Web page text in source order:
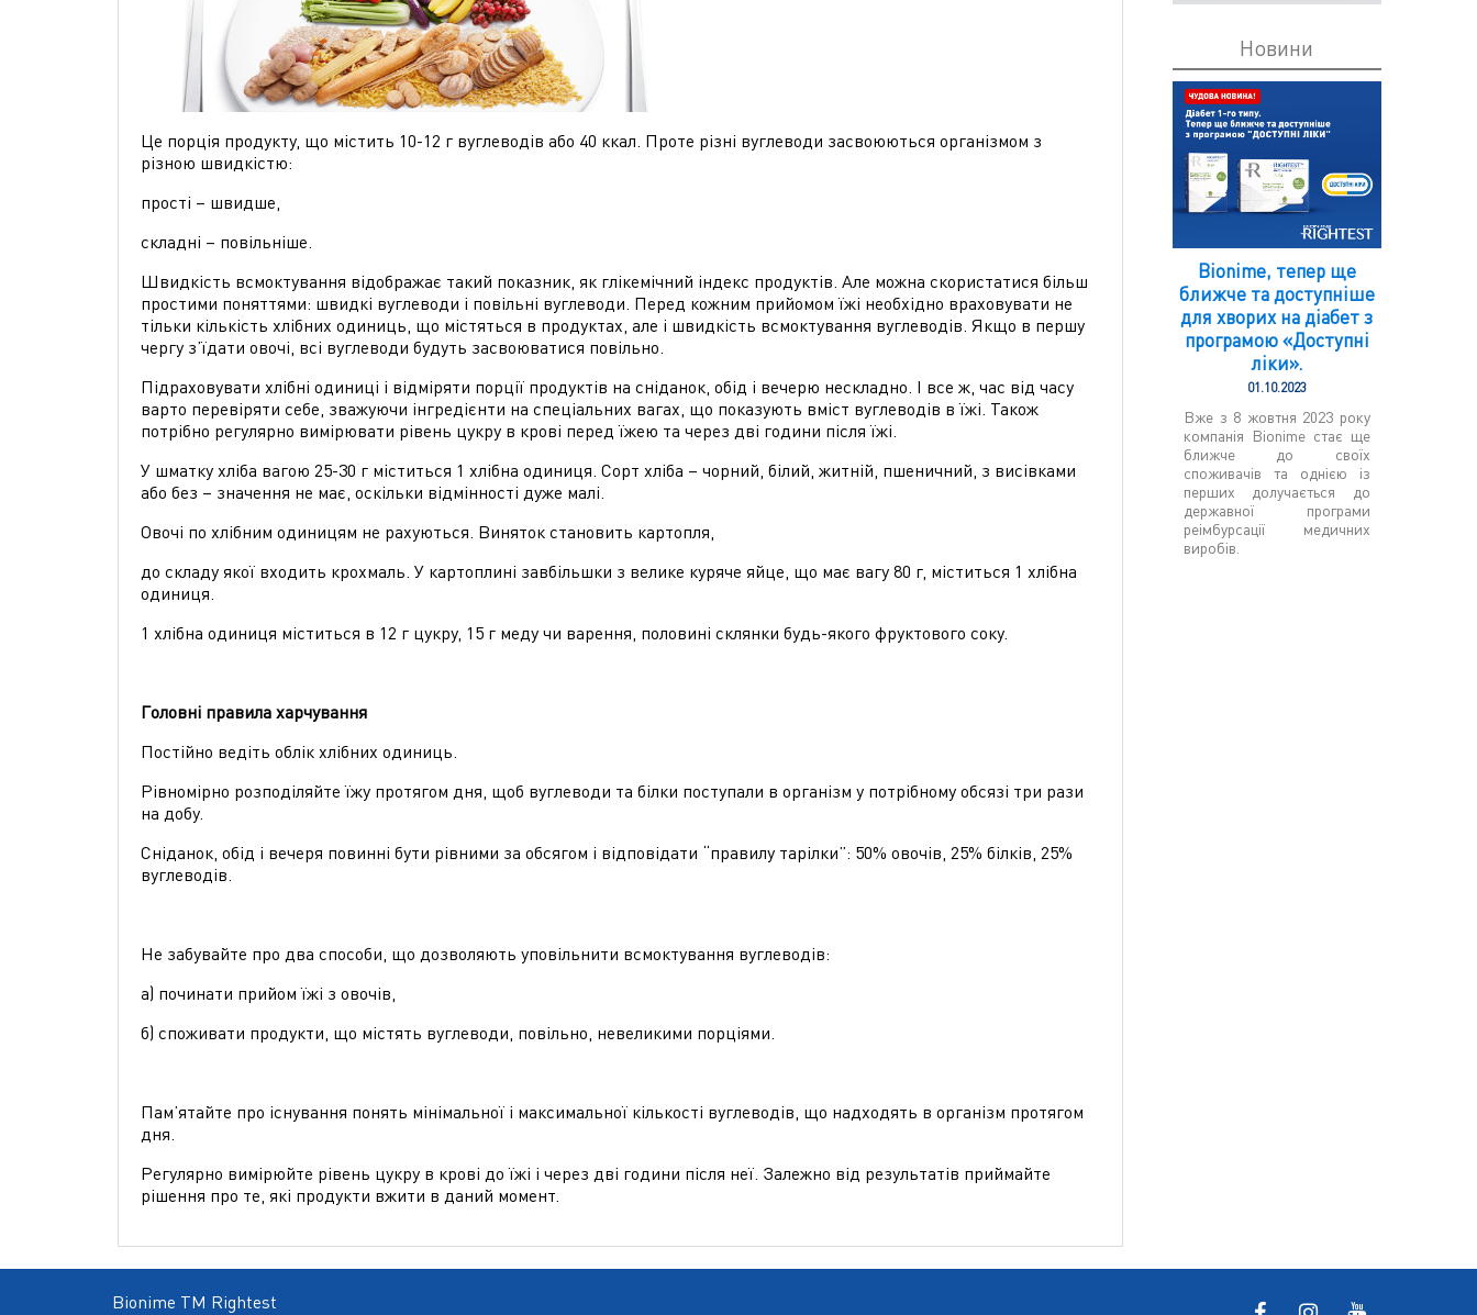
Це порція продукту, що містить 10-12 г вуглеводів або 40 ккал. Проте різні вуглеводи засвоюються організмом з
різною швидкістю:
прості – швидше,
складні – повільніше.
Швидкість всмоктування відображає такий показник, як глікемічний індекс продуктів. Але можна скористатися більш
простими поняттями: швидкі вуглеводи і повільні вуглеводи. Перед кожним прийомом їжі необхідно враховувати не
тільки кількість хлібних одиниць, що містяться в продуктах, але і швидкість всмоктування вуглеводів. Якщо в першу
чергу з’їдати овочі, всі вуглеводи будуть засвоюватися повільно.
Підраховувати хлібні одиниці і відміряти порції продуктів на сніданок, обід і вечерю нескладно. І все ж, час від часу
варто перевіряти себе, зважуючи інгредієнти на спеціальних вагах, що показують вміст вуглеводів в їжі. Також
потрібно регулярно вимірювати рівень цукру в крові перед їжею та через дві години після їжі.
У шматку хліба вагою 25-30 г міститься 1 хлібна одиниця. Сорт хліба – чорний, білий, житній, пшеничний, з висівками
або без – значення не має, оскільки відмінності дуже малі.
Овочі по хлібним одиницям не рахуються. Виняток становить картопля,
до складу якої входить крохмаль. У картоплині завбільшки з велике куряче яйце, що має вагу 80 г, міститься 1 хлібна
одиниця.
1 хлібна одиниця міститься в 12 г цукру, 15 г меду чи варення, половині склянки будь-якого фруктового соку.
Головні правила харчування
Постійно ведіть облік хлібних одиниць.
Рівномірно розподіляйте їжу протягом дня, щоб вуглеводи та білки поступали в організм у потрібному обсязі три рази
на добу.
Сніданок, обід і вечеря повинні бути рівними за обсягом і відповідати “правилу тарілки”: 50% овочів, 25% білків, 25%
вуглеводів.
Не забувайте про два способи, що дозволяють уповільнити всмоктування вуглеводів:
а) починати прийом їжі з овочів,
б) споживати продукти, що містять вуглеводи, повільно, невеликими порціями.
Пам’ятайте про існування понять мінімальної і максимальної кількості вуглеводів, що надходять в організм протягом
дня.
Регулярно вимірюйте рівень цукру в крові до їжі і через дві години після неї. Залежно від результатів приймайте
рішення про те, які продукти вжити в даний момент.
Новини
Bionime, тепер ще
ближче та доступніше
для хворих на діабет з
програмою «Доступні
ліки».
01.10.2023
Вже з 8 жовтня 2023 року
компанія Bionime стає ще
ближче до своїх
споживачів та однією із
перших долучається до
державної програми
реімбурсації медичних
виробів.
Bionime TM Rightest